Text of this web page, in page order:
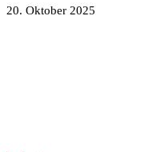
20. Oktober 2025